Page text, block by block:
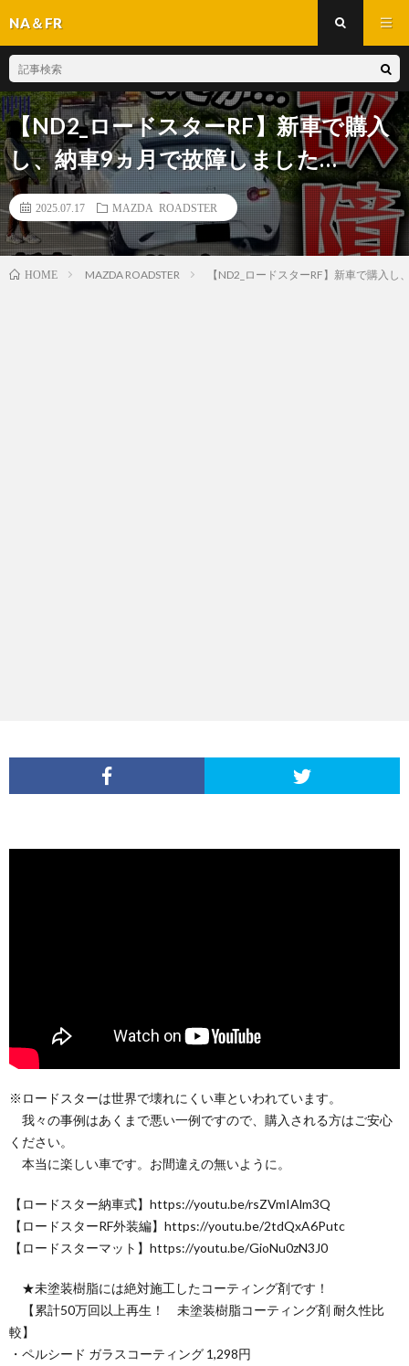
NA＆FR
【ND2_ロードスターRF】新車で購入
し、納車9ヵ月で故障しました…
2025.07.17 MAZDA ROADSTER
HOME MAZDA ROADSTER 【ND2_ロードスターRF】新車で購入
※ロードスターは世界で壊れにくい車といわれています。
我々の事例はあくまで悪い一例ですので、購入される方はご安心
ください。
本当に楽しい車です。お間違えの無いように。
【ロードスター納車式】https://youtu.be/rsZVmIAlm3Q
【ロードスターRF外装編】https://youtu.be/2tdQxA6Putc
【ロードスターマット】https://youtu.be/GioNu0zN3J0
★未塗装樹脂には絶対施工したコーティング剤です！
【累計50万回以上再生！ 未塗装樹脂コーティング剤 耐久性比
較】
・ペルシード ガラスコーティング 1,298円